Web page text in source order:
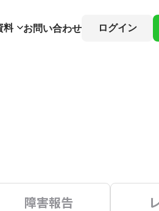
料 お問い合わせ ログイン
障害報告